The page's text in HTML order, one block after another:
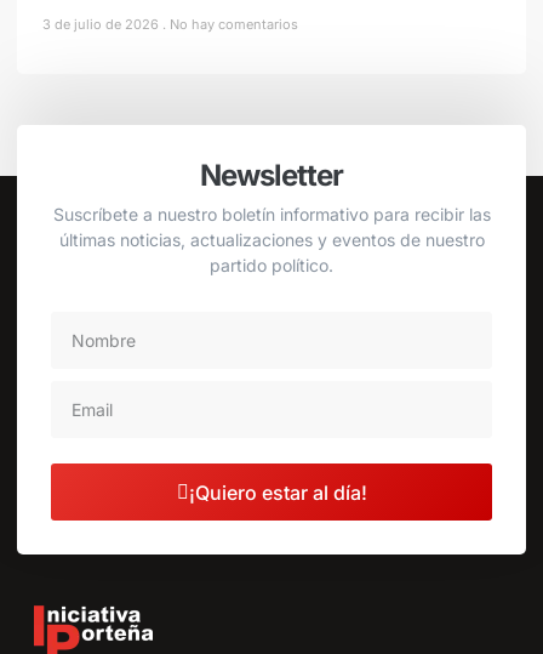
3 de julio de 2026 No hay comentarios
Newsletter
Suscríbete a nuestro boletín informativo para recibir las
últimas noticias, actualizaciones y eventos de nuestro
partido político.
¡Quiero estar al día!